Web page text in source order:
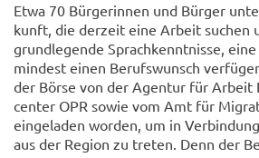
Etwa 70 Bür­ge­rin­nen und Bür­ger
kunft, die der­zeit eine Ar­beit su­chen
grund­le­gen­de Sprach­kennt­nis­se,
min­dest einen Be­rufs­wunsch
der Börse von der Agen­tur für
cen­ter OPR sowie vom Amt für
ein­ge­la­den wor­den, um in
aus der Re­gi­on zu tre­ten. Denn der